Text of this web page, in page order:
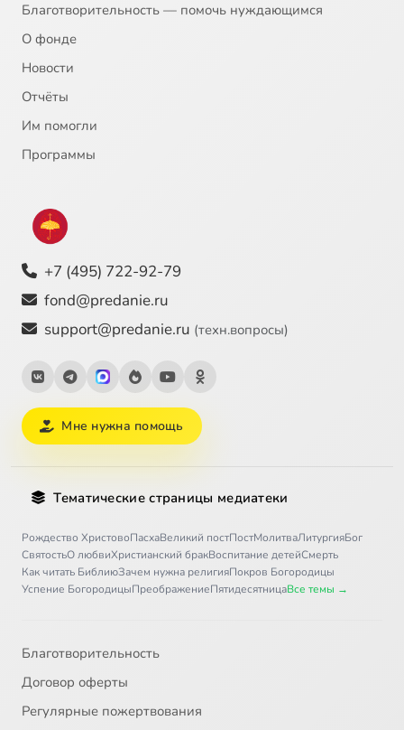
Благотворительность — помочь нуждающимся
О фонде
Новости
Отчёты
Им помогли
Программы
+7 (495) 722-92-79
fond@predanie.ru
support@predanie.ru (техн.вопросы)
Мне нужна помощь
Тематические страницы медиатеки
Рождество ХристовоПасхаВеликий постПостМолитваЛитургияБог
СвятостьО любвиХристианский бракВоспитание детейСмерть
Как читать БиблиюЗачем нужна религияПокров Богородицы
Успение БогородицыПреображениеПятидесятницаВсе темы →
Благотворительность
Договор оферты
Регулярные пожертвования